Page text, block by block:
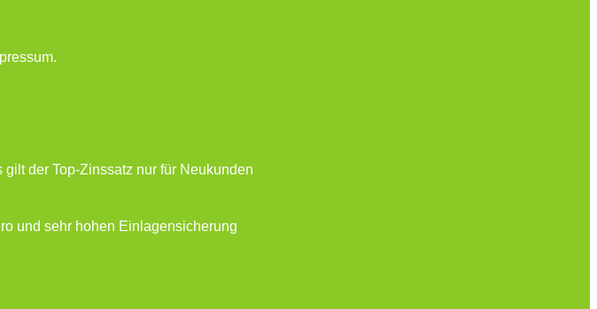
der Top-Zinssatz nur für Neukunden
und sehr hohen Einlagensicherung